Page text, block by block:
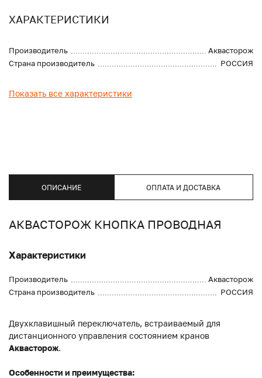
ХАРАКТЕРИСТИКИ
Производитель
Аквасторож
Страна производитель
РОССИЯ
Показать все характеристики
ОПИСАНИЕ ОПЛАТА И ДОСТАВКА
АКВАСТОРОЖ КНОПКА ПРОВОДНАЯ
Характеристики
Производитель
Аквасторож
Страна производитель
РОССИЯ
Двухклавишный переключатель, встраиваемый для
дистанционного управления состоянием кранов
Аквасторож.
Особенности и преимущества: